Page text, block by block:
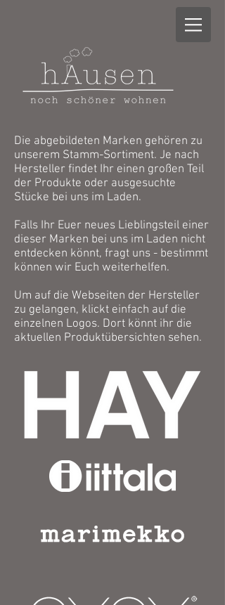
Die abgebildeten Marken gehören zu
unserem Stamm-Sortiment. Je nach
Hersteller findet Ihr einen großen Teil
der Produkte oder ausgesuchte
Stücke bei uns im Laden.
Falls Ihr Euer neues Lieblingsteil einer
dieser Marken bei uns im Laden nicht
entdecken könnt, fragt uns - bestimmt
können wir Euch weiterhelfen.
Um auf die Webseiten der Hersteller
zu gelangen, klickt einfach auf die
einzelnen Logos. Dort könnt ihr die
aktuellen Produktübersichten sehen.